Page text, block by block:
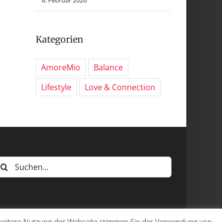
Kategorien
AmoreMio
Balance
Lifestyle
Love & Connection